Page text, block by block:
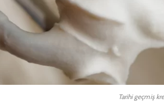
Tarihi geçmiş